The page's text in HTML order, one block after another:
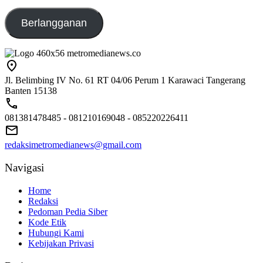
Berlangganan
Jl. Belimbing IV No. 61 RT 04/06 Perum 1 Karawaci Tangerang
Banten 15138
081381478485 - 081210169048 - 085220226411
redaksimetromedianews@gmail.com
Navigasi
Home
Redaksi
Pedoman Pedia Siber
Kode Etik
Hubungi Kami
Kebijakan Privasi